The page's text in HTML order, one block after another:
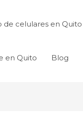
de celulares en Quito
en Quito Blog